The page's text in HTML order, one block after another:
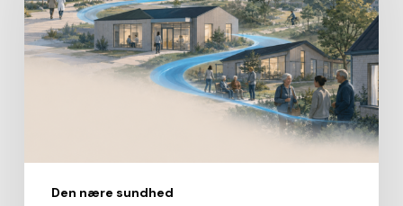
Den nære sundhed
får
sit